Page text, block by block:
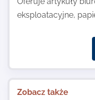
Najnowsze
eksploatacyjne,
Zobacz także